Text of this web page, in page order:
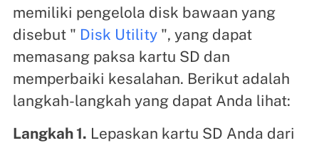
memiliki pengelola disk bawaan yang
disebut " Disk Utility", yang dapat
memasang paksa kartu SD dan
memperbaiki kesalahan. Berikut adalah
langkah-langkah yang dapat Anda lihat:
Langkah 1. Lepaskan kartu SD Anda dari